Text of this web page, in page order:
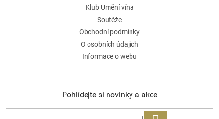
Klub Umění vína
Soutěže
Obchodní podmínky
O osobních údajích
Informace o webu
Pohlídejte si novinky a akce